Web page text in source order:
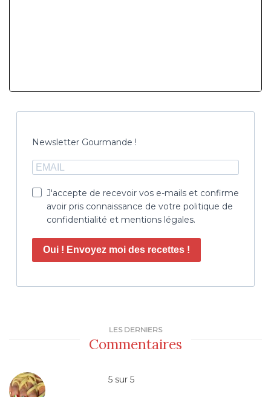
Newsletter Gourmande !
J'accepte de recevoir vos e-mails et confirme
avoir pris connaissance de votre politique de
confidentialité et mentions légales.
Oui ! Envoyez moi des recettes !
LES DERNIERS
Commentaires
5 sur 5